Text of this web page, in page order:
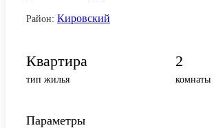
Район: Кировский
Квартира
тип жилья
2
комнаты
Параметры